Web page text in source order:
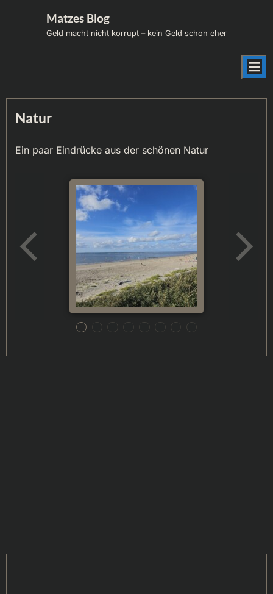
Matzes Blog
Geld macht nicht korrupt – kein Geld schon eher
Natur
Ein paar Eindrücke aus der schönen Natur